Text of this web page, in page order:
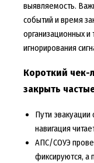
выявляемость.
событий и время
организационных и
игнорирования
Короткий чек-
закрыть
Пути
навигация
АПС/СОУЭ
фиксируются, а